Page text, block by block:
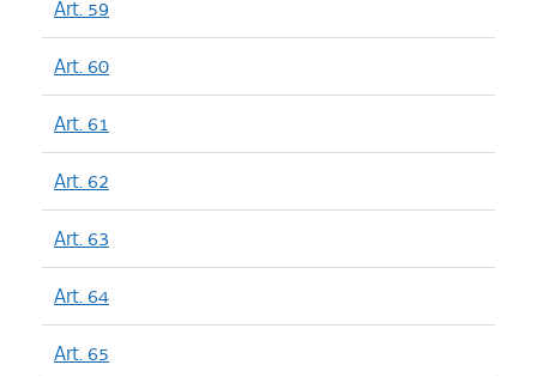
Art. 59
Art. 60
Art. 61
Art. 62
Art. 63
Art. 64
Art. 65